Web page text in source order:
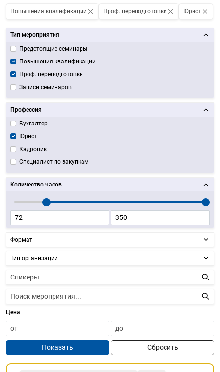
Повышения квалификации Проф. переподготовки Юрист
Тип мероприятия
Предстоящие семинары
Повышения квалификации
Проф. переподготовки
Записи семинаров
Профессия
Бухгалтер
Юрист
Кадровик
Специалист по закупкам
Количество часов
Формат
Тип организации
Цена
Показать Сбросить